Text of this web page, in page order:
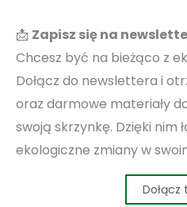
📩 Zapisz się na
Chcesz być na bieżąco z
Dołącz do newslettera i
oraz darmowe materiały
swoją skrzynkę. Dzięki nim
ekologiczne zmiany w
Dołącz